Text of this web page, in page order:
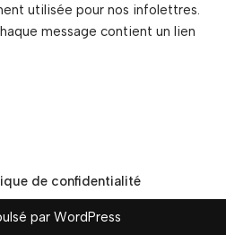
utilisée pour nos infolettres.
message contient un lien
de confidentialité
par WordPress